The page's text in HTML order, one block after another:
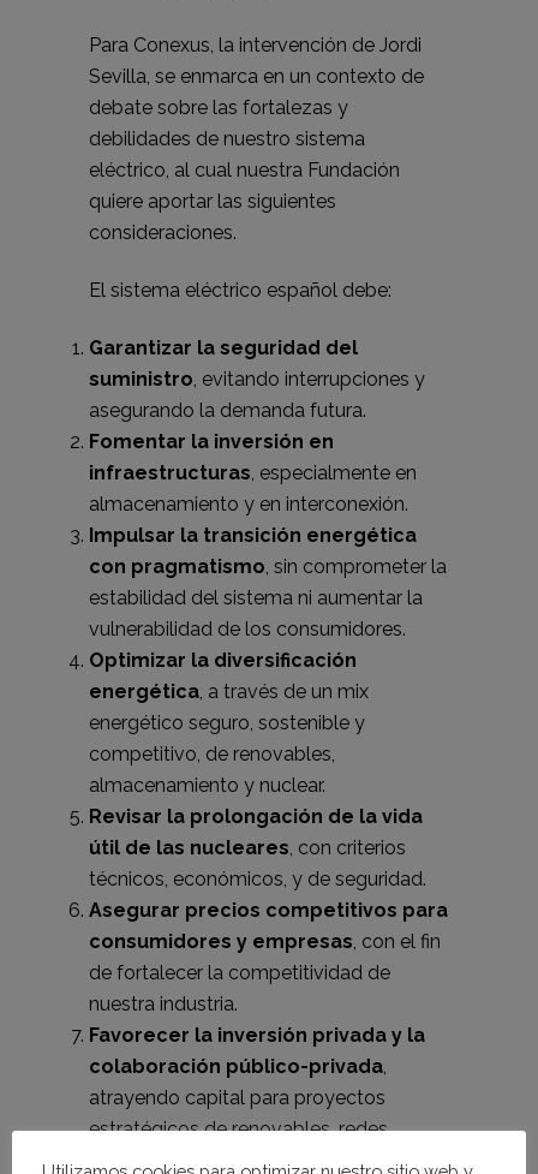
Para Conexus, la intervención de Jordi
Sevilla, se enmarca en un contexto de
debate sobre las fortalezas y
debilidades de nuestro sistema
eléctrico, al cual nuestra Fundación
quiere aportar las siguientes
consideraciones.
El sistema eléctrico español debe:
Garantizar la seguridad del
suministro , evitando interrupciones y
asegurando la demanda futura.
Fomentar la inversión en
infraestructuras , especialmente en
almacenamiento y en interconexión.
Impulsar la transición energética
con pragmatismo , sin comprometer la
estabilidad del sistema ni aumentar la
vulnerabilidad de los consumidores.
Optimizar la diversificación
energética , a través de un mix
energético seguro, sostenible y
competitivo, de renovables,
almacenamiento y nuclear.
Revisar la prolongación de la vida
útil de las nucleares , con criterios
técnicos, económicos, y de seguridad.
Asegurar precios competitivos para
consumidores y empresas , con el fin
de fortalecer la competitividad de
nuestra industria.
Favorecer la inversión privada y la
colaboración público-privada
atrayendo capital para proyectos
estratégicos de renovables, redes
inteligentes y almacenamiento.